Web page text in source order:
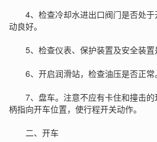
4、检查冷却水进出口阀门是否处于
动良好。
5、检查仪表、保护装置及安全装置
6、开启润滑站，检查油压是否正常。
7、盘车。注意不应有卡住和撞击的
柄指向开车位置，使行程开关动作。
二、开车